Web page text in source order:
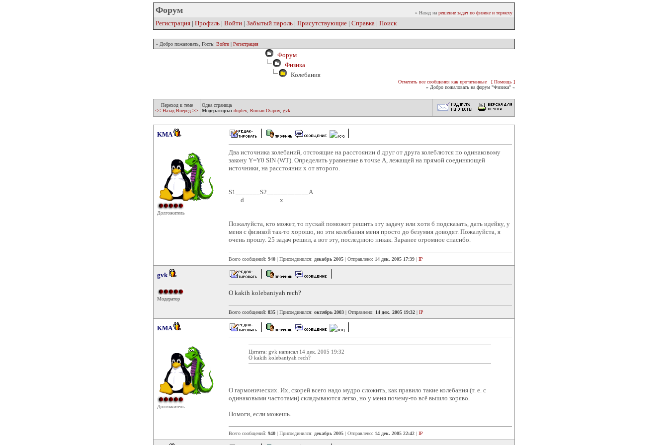
Форум » Назад на решение задач по физике и термеху
Регистрация | Профиль | Войти | Забытый пароль | Присутствующие | Справка | Поиск
» Добро пожаловать, Гость: Войти | Регистрация
Форум
Физика
Колебания
Отметить все сообщения как прочитанные
[ Помощь ]
» Добро пожаловать на форум "Физика" «
Переход к теме
<< Назад Вперед >>
Одна страница
Модераторы: duplex Roman Osipov, gvk
KMA
Долгожитель
Два источника колебаний, отстоящие на расстоянии d друг от друга колеблются по одинаковому
закону Y=Y0 SIN (WT). Определить уравнение в точке А, лежащей на прямой соединяющей
источники, на расстоянии х от второго.
S1_______S2____________A
d x
Пожалуйста, кто может, то пускай поможет решить эту задачу или хотя б подсказать, дать идейку, у
меня с физикой так-то хорошо, но эти колебания меня просто до безумия доводят. Пожалуйста, я
очень прошу. 25 задач решил, а вот эту, последнюю никак. Заранее огромное спасибо.
Всего сообщений: 940 | Присоединился: декабрь 2005 | Отправлено: 14 дек. 2005 17:39 | IP
gvk
Модератор
O kakih kolebaniyah rech?
Всего сообщений: 835 | Присоединился: октябрь 2003 | Отправлено: 14 дек. 2005 19:32 | IP
KMA
Долгожитель
Цитата: gvk написал 14 дек. 2005 19:32
O kakih kolebaniyah rech?
О гармонических. Их, скорей всего надо мудро сложить, как правило такие колебания (т. е. с
одинаковыми частотами) складываются легко, но у меня почему-то всё вышло коряво.
Помоги, если можешь.
Всего сообщений: 940 | Присоединился: декабрь 2005 | Отправлено: 14 дек. 2005 22:42 | IP